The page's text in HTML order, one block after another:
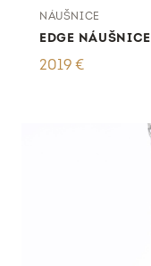
NÁUŠNICE
EDGE NÁUŠNICE
2019 €